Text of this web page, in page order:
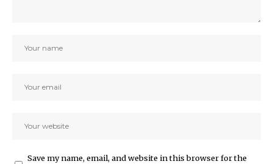
Save my name, email, and website in this browser for the